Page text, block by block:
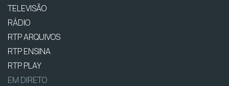
TELEVISÃO
RÁDIO
RTP ARQUIVOS
RTP ENSINA
RTP PLAY
EM DIRETO